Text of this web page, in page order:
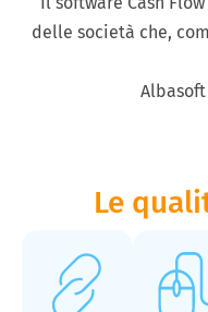
delle società che,
Le